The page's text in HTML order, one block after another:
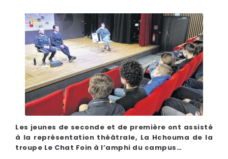
Les jeunes de seconde et de première ont assisté
à la représentation théâtrale, La Hchouma de la
troupe Le Chat Foin à l’amphi du campus…